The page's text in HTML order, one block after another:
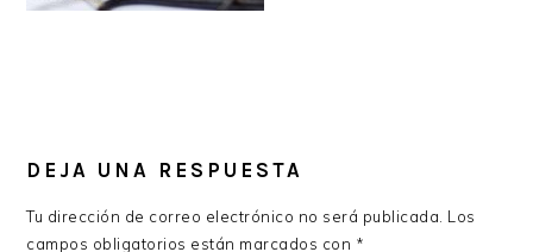
CON
LECTORES
DEJA UNA RESPUESTA
Tu dirección de correo electrónico no será publicada. Los
campos obligatorios están marcados con *